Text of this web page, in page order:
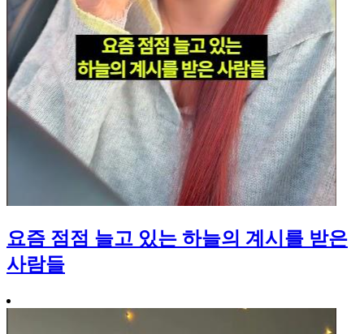
요즘 점점 늘고 있는 하늘의 계시를 받은
사람들